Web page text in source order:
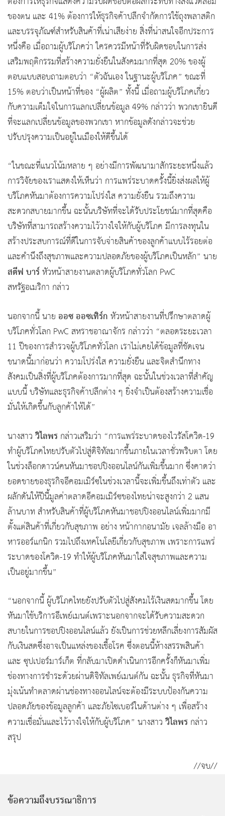
ของตน และ 41% ต้องการให้ธุรกิจค้าปลีกจำกัดการใช้ถุงพลาสติก
และบรรจุภัณฑ์สำหรับสินค้าที่เน่าเสียง่าย สิ่งที่น่าสนใจอีกประการ
หนึ่งคือ เมื่อถามผู้บริโภคว่า ใครควรมีหน้าที่รับผิดชอบในการส่ง
เสริมพฤติกรรมที่สร้างความยั่งยืนในสังคมมากที่สุด 20% ของผู้
ตอบแบบสอบถามตอบว่า “ตัวฉันเอง ในฐานะผู้บริโภค” ขณะที่
15% ตอบว่าเป็นหน้าที่ของ “ผู้ผลิต” ทั้งนี้ เมื่อถามผู้บริโภคเกี่ยว
กับความเต็มใจในการแลกเปลี่ยนข้อมูล 49% กล่าวว่า พวกเขายินดี
ที่จะแลกเปลี่ยนข้อมูลของพวกเขา หากข้อมูลดังกล่าวจะช่วย
ปรับปรุงความเป็นอยู่ในเมืองให้ดีขึ้นได้
“ในขณะที่แนวโน้มหลาย ๆ อย่างมีการพัฒนามาสักระยะหนึ่งแล้ว
การวิจัยของเราแสดงให้เห็นว่า การแพร่ระบาดครั้งนี้ยิ่งส่งผลให้ผู้
บริโภคหันมาต้องการความโปร่งใส ความยั่งยืน รวมถึงความ
สะดวกสบายมากขึ้น ฉะนั้นบริษัทที่จะได้รับประโยชน์มากที่สุดคือ
บริษัทที่สามารถสร้างความไว้วางใจให้กับผู้บริโภค มีการลงทุนใน
สร้างประสบการณ์ที่ดีในการจับจ่ายสินค้าของลูกค้าแบบไร้รอยต่อ
และคำนึงถึงสุขภาพและความปลอดภัยของผู้บริโภคเป็นหลัก” นาย
สตีฟ บาร์หัวหน้าสายงานตลาดผู้บริโภคทั่วโลก PwC
สหรัฐอเมริกา กล่าว
นอกจากนี้ นายออซ ออซเทิร์กหัวหน้าสายงานที่ปรึกษาตลาดผู้
บริโภคทั่วโลก PwC สหราชอาณาจักร กล่าวว่า “ตลอดระยะเวลา
11 ปีของการสำรวจผู้บริโภคทั่วโลก เราไม่เคยได้ข้อมูลที่ชัดเจน
ขนาดนี้มาก่อนว่า ความโปร่งใส ความยั่งยืน และจิตสำนึกทาง
สังคมเป็นสิ่งที่ผู้บริโภคต้องการมากที่สุด ฉะนั้นในช่วงเวลาที่สำคัญ
แบบนี้ บริษัทและธุรกิจค้าปลีกต่าง ๆ ยิ่งจำเป็นต้องสร้างความเชื่อ
มั่นให้เกิดขึ้นกับลูกค้าให้ได้”
นางสาววิไลพรกล่าวเสริมว่า “การแพร่ระบาดของไวรัสโควิด-19
ทำผู้บริโภคไทยปรับตัวไปสู่ดิจิทัลมากขึ้นภายในเวลาชั่วพริบตา โดย
ในช่วงล็อกดาวน์คนหันมาชอปปิงออนไลน์กันเพิ่มขึ้นมาก ซึ่งคาดว่า
ยอดขายของธุรกิจอีคอมเมิร์ซในช่วงเวลานี้จะเพิ่มขึ้นถึงเท่าตัว และ
ผลักดันให้ปีนี้มูลค่าตลาดอีคอมเมิร์ซของไทยน่าจะสูงกว่า 2 แสน
ล้านบาท สำหรับสินค้าที่ผู้บริโภคหันมาชอปปิงออนไลน์เพิ่มมากมี
ตั้งแต่สินค้าที่เกี่ยวกับสุขภาพ อย่าง หน้ากากอนามัย เจลล้างมือ อา
หารออร์แกนิก รวมไปถึงเทคโนโลยีเกี่ยวกับสุขภาพ เพราะการแพร่
ระบาดของโควิด-19 ทำให้ผู้บริโภคหันมาใส่ใจสุขภาพและความ
เป็นอยู่มากขึ้น”
“นอกจากนี้ ผู้บริโภคไทยยังปรับตัวไปสู่สังคมไร้เงินสดมากขึ้น โดย
หันมาใช้บริการอีเพย์เมนต์เพราะนอกจากจะได้รับความสะดวก
สบายในการชอปปิงออนไลน์แล้ว ยังเป็นการช่วยหลีกเลี่ยงการสัมผัส
กับเงินสดซึ่งอาจเป็นแหล่งของเชื้อโรค ซึ่งตอนนี้ห้างสรรพสินค้า
และ ซุปเปอร์มาร์เก็ต ที่กลับมาเปิดดำเนินการอีกครั้งก็หันมาเพิ่ม
ช่องทางการชำระด้วยผ่านดิจิทัลเพย์เมนต์กัน ฉะนั้น ธุรกิจที่หันมา
มุ่งเน้นทำตลาดผ่านช่องทางออนไลน์จะต้องมีระบบป้องกันความ
ปลอดภัยของข้อมูลลูกค้า และภัยไซเบอร์ในด้านต่าง ๆ เพื่อสร้าง
ความเชื่อมั่นและไว้วางใจให้กับผู้บริโภค” นางสาววิไลพรกล่าว
สรุป
//จบ//
ข้อความถึงบรรณาธิการ